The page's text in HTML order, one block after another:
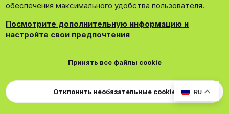
RU
DohTheme
Cookies Russian Обратная связь
Поддержка
Для правообладателей
EN Soundmain
Условия и правила
Политика конфиденциальности
обеспечения максимального удобства пользователя.
Посмотрите дополнительную информацию и
настройте свои предпочтения
Принять все файлы cookie
Отклонить необязательные cookie